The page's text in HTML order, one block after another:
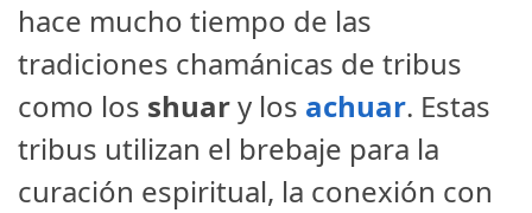
hace mucho tiempo de las
tradiciones chamánicas de tribus
como los shuary los achuar. Estas
tribus utilizan el brebaje para la
curación espiritual, la conexión con